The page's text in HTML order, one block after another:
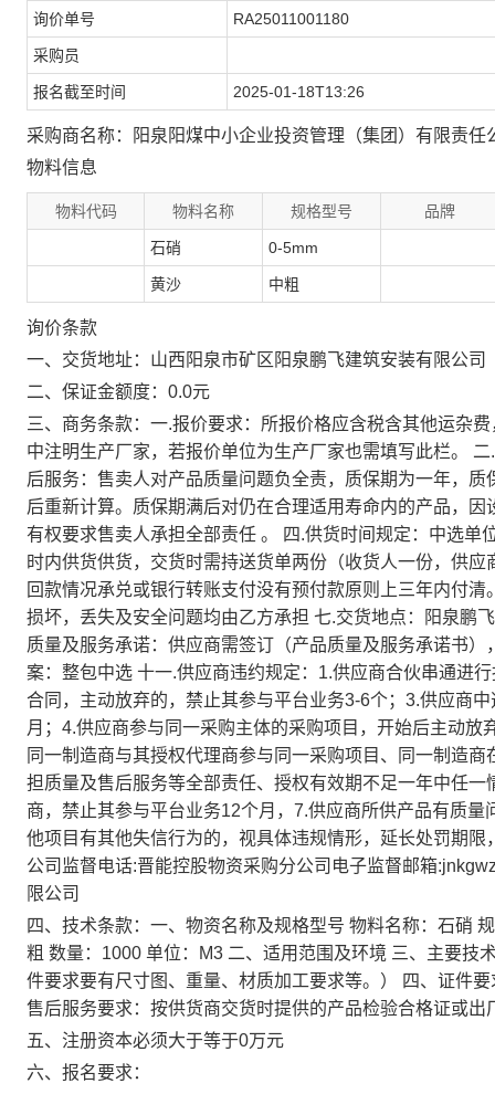
询价单号 RA25011001180
采购员
报名截至时间 2025-01-18T13:26
采购商名称：阳泉阳煤中小企业投资管理（集团）有限责任
物料信息
物料代码 物料名称 规格型号 品牌
石硝 0-5mm
黄沙 中粗
询价条款
一、交货地址：山西阳泉市矿区阳泉鹏飞建筑安装有限公司
二、保证金额度：0.0元
三、商务条款：一.报价要求：所报价格应含税含其他运杂
中注明生产厂家，若报价单位为生产厂家也需填写此栏。
后服务：售卖人对产品质量问题负全责，质保期为一年，
后重新计算。质保期满后对仍在合理适用寿命内的产品，
有权要求售卖人承担全部责任 。 四.供货时间规定：中选
时内供货供货，交货时需持送货单两份（收货人一份，供
回款情况承兑或银行转账支付没有预付款原则上三年内付
损坏，丢失及安全问题均由乙方承担 七.交货地点：阳泉鹏
质量及服务承诺：供应商需签订（产品质量及服务承诺书
案：整包中选 十一.供应商违约规定：1.供应商合伙串通进
合同，主动放弃的，禁止其参与平台业务3-6个；3.供应商
月；4.供应商参与同一采购主体的采购项目，开始后主动
同一制造商与其授权代理商参与同一采购项目、同一制造
担质量及售后服务等全部责任、授权有效期不足一年中任
商，禁止其参与平台业务12个月，7.供应商所供产品有质
他项目有其他失信行为的，视具体违规情形，延长处罚期
公司监督电话:晋能控股物资采购分公司电子监督邮箱
限公司
四、技术条款：一、物资名称及规格型号 物料名称：石硝
粗 数量：1000 单位：M3 二、适用范围及环境 三、主要技
件要求要有尺寸图、重量、材质加工要求等。） 四、证件
售后服务要求：按供货商交货时提供的产品检验合格证或出
五、注册资本必须大于等于0万元
六、报名要求：